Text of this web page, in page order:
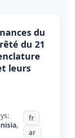
du
du 21
leurs
,
fr
ar